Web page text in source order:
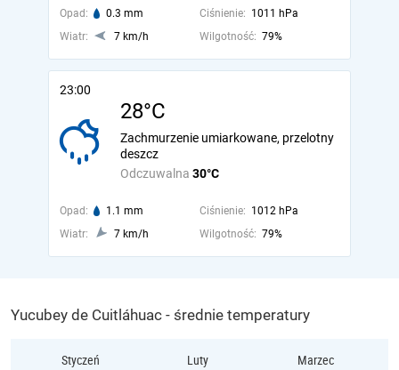
Opad: 0.3 mm Ciśnienie: 1011 hPa
Wiatr:
7 km/h Wilgotność: 79%
23:00
28°C
Odczuwalna 30°C
Zachmurzenie umiarkowane, przelotny
deszcz
Opad: 1.1 mm Ciśnienie: 1012 hPa
Wiatr:
7 km/h Wilgotność: 79%
Yucubey de Cuitláhuac - średnie temperatury
Styczeń Luty Marzec